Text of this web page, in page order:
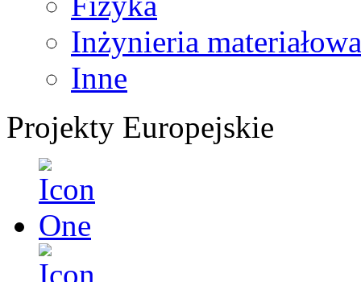
Inżynieria materiałowa
Inne
Projekty Europejskie